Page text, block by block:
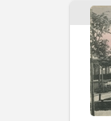
tej